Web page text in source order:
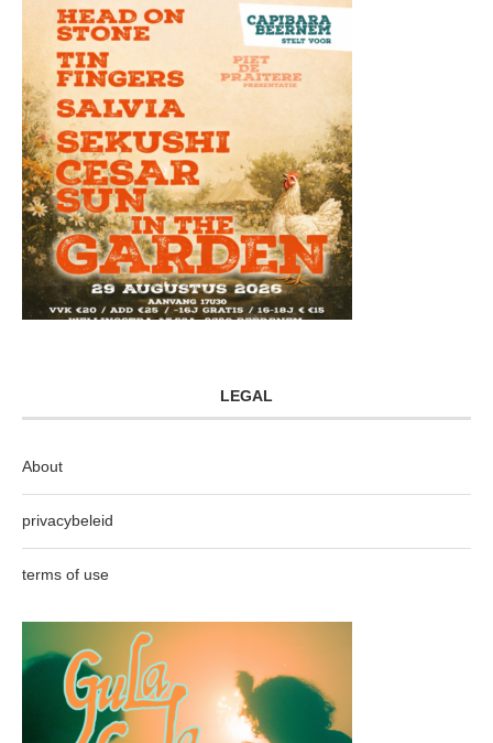
LEGAL
About
privacybeleid
terms of use